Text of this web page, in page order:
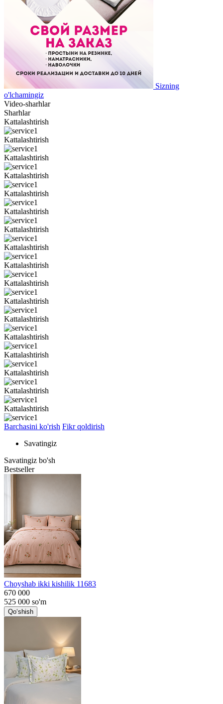
Sizning
o'lchamingiz
Video-sharhlar
Sharhlar
Kattalashtirish
Kattalashtirish
Kattalashtirish
Kattalashtirish
Kattalashtirish
Kattalashtirish
Kattalashtirish
Kattalashtirish
Kattalashtirish
Kattalashtirish
Kattalashtirish
Kattalashtirish
Kattalashtirish
Kattalashtirish
Kattalashtirish
Kattalashtirish
Kattalashtirish
Barchasini ko'rish Fikr qoldirish
Savatingiz
Savatingiz bo'sh
Bestseller
Choyshab ikki kishilik 11683
670 000
525 000 so'm
Qo‘shish